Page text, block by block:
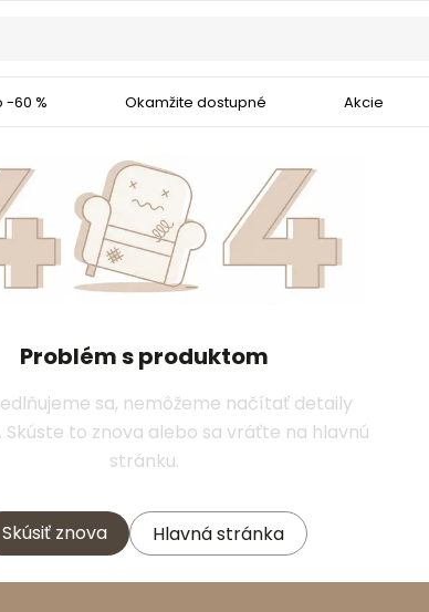
-60 % Okamžite dostupné Akcie
Problém s produktom
sa, nemôžeme načítať detaily
Skúste to znova alebo sa vráťte na hlavnú
stránku.
Skúsiť znova Hlavná stránka